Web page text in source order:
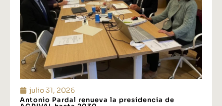
julio 31, 2026
Antonio Pardal renueva la presidencia de